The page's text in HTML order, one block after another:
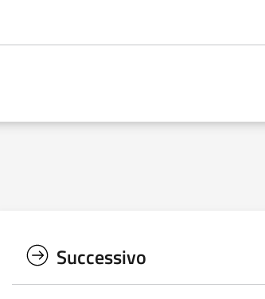
Successivo